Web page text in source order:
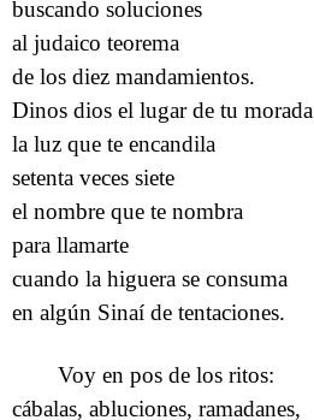
buscando soluciones
al judaico teorema
de los diez mandamientos.
Dinos dios el lugar de tu morada
la luz que te encandila
setenta veces siete
el nombre que te nombra
para llamarte
cuando la higuera se consuma
en algún Sinaí de tentaciones.
Voy en pos de los ritos:
cábalas, abluciones, ramadanes,